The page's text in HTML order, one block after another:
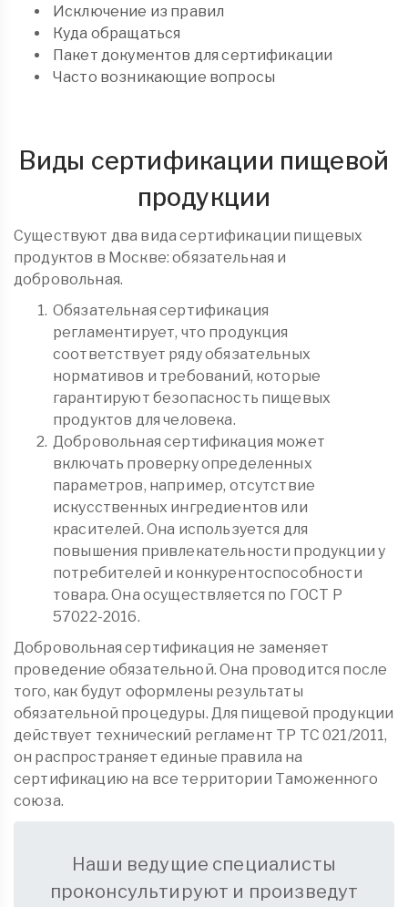
Исключение из правил
Куда обращаться
Пакет документов для сертификации
Часто возникающие вопросы
Виды сертификации пищевой
продукции
Существуют два вида сертификации пищевых
продуктов в Москве: обязательная и
добровольная.
Обязательная сертификация
регламентирует, что продукция
соответствует ряду обязательных
нормативов и требований, которые
гарантируют безопасность пищевых
продуктов для человека.
Добровольная сертификация может
включать проверку определенных
параметров, например, отсутствие
искусственных ингредиентов или
красителей. Она используется для
повышения привлекательности продукции у
потребителей и конкурентоспособности
товара. Она осуществляется по ГОСТ Р
57022-2016.
Добровольная сертификация не заменяет
проведение обязательной. Она проводится после
того, как будут оформлены результаты
обязательной процедуры. Для пищевой продукции
действует технический регламент ТР ТС 021/2011,
он распространяет единые правила на
сертификацию на все территории Таможенного
союза.
Наши ведущие специалисты
проконсультируют и произведут